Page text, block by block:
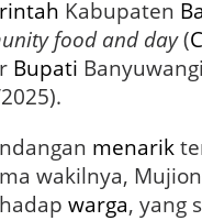
s
i
Kabupaten
food and day(
Bupati
menarik
wakilnya,
warga, yang